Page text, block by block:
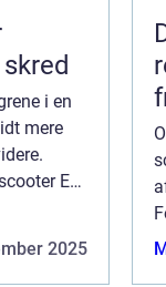
i en
mere
En
2025